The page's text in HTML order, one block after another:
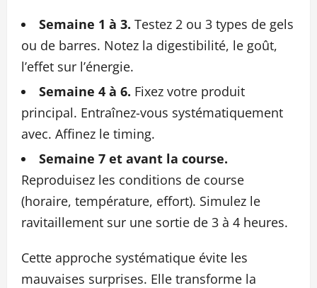
Semaine 1 à 3. Testez 2 ou 3 types de gels
ou de barres. Notez la digestibilité, le goût,
l’effet sur l’énergie.
Semaine 4 à 6. Fixez votre produit
principal. Entraînez-vous systématiquement
avec. Affinez le timing.
Semaine 7 et avant la course.
Reproduisez les conditions de course
(horaire, température, effort). Simulez le
ravitaillement sur une sortie de 3 à 4 heures.
Cette approche systématique évite les
mauvaises surprises. Elle transforme la